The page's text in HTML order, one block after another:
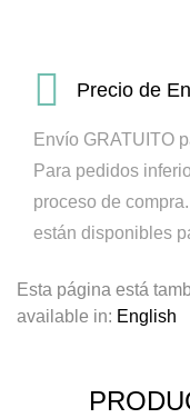
Precio de
Envío GRATUITO
Para pedidos
proceso de compra.
están disponibles
Esta página está
available in: English